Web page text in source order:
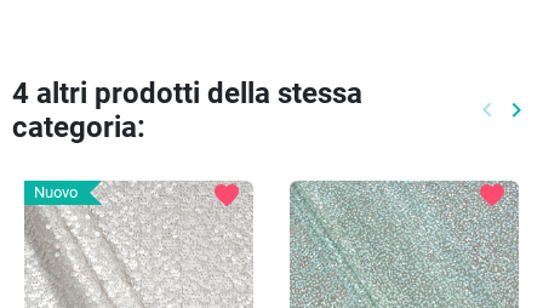
4 altri prodotti della stessa
categoria:
keyboard_arrow_left keyboard_arrow_right
Nuovo favorite favorite